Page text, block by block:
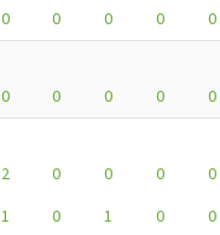
0 0 0 0 0
0 0 0 0 0
2 0 0 0 0
1 0 1 0 0